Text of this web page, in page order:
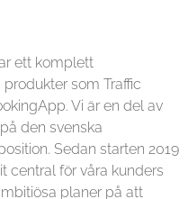
ett komplett
som Traffic
Vi är en del av
den svenska
Sedan starten 2019
central för våra kunders
planer på att